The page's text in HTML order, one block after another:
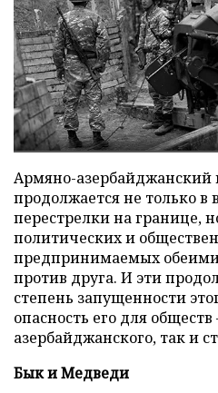
Армяно-азербайджанский
продолжается не только
перестрелки на границе,
политических и
предпринимаемых
против друга. И эти
степень запущенности
опасность его для
азербайджанского, так и
Бык и Медведи